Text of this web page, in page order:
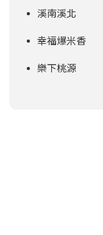
溪南溪北
幸福爆米香
樂下桃源